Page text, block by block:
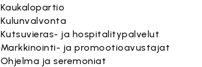
Kaukalopartio
Kulunvalvonta
Kutsuvieras- ja hospitalitypalvelut
Markkinointi- ja promootioavustajat
Ohjelma ja seremoniat